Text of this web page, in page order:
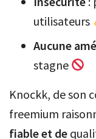
utilisateurs
Aucune
stagne
Knockk, de son
freemium
fiable et de